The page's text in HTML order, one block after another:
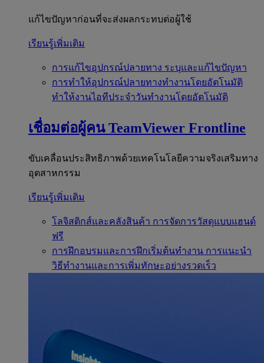
แก้ไขปัญหาก่อนที่จะส่งผลกระทบต่อผู้ใช้
เรียนรู้เพิ่มเติม
การแก้ไขอุปกรณ์ปลายทาง ระบุและแก้ไขปัญหา
การทำให้อุปกรณ์ปลายทางทำงานโดยอัตโนมัติ
ทำให้งานไอทีประจำวันทำงานโดยอัตโนมัติ
เชื่อมต่อผู้คน TeamViewer Frontline
ขับเคลื่อนประสิทธิภาพด้วยเทคโนโลยีความจริงเสริมทาง
อุตสาหกรรม
เรียนรู้เพิ่มเติม
โลจิสติกส์และคลังสินค้า การจัดการวัสดุแบบแฮนด์
ฟรี
การฝึกอบรมและการฝึกเริ่มต้นทำงาน การแนะนำ
วิธีทำงานและการเพิ่มทักษะอย่างรวดเร็ว